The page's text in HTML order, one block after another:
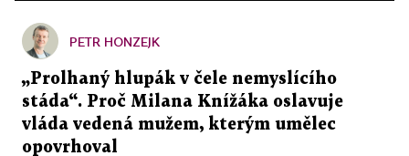
PETR HONZEJK
„Prolhaný hlupák v čele nemyslícího
stáda“. Proč Milana Knížáka oslavuje
vláda vedená mužem, kterým umělec
opovrhoval